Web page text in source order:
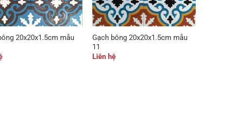
20x20x1.5cm mẫu
Gạch bông 20x20x1.5cm mẫu
11
Liên hệ